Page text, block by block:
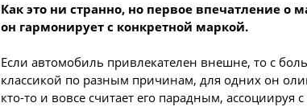
Как это ни странно, но первое впечатление о
он гармонирует с конкретной маркой.
Если автомобиль привлекателен внешне, то с
классикой по разным причинам, для одних он
кто-то и вовсе считает его парадным, ассоциируя